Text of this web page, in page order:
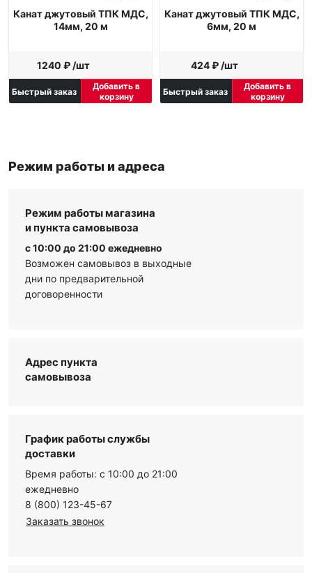
Канат джутовый ТПК МДС,
14мм, 20 м
1240 ₽ /шт
Быстрый заказ
Добавить в
корзину
Канат джутовый ТПК МДС,
6мм, 20 м
424 ₽ /шт
Быстрый заказ
Добавить в
корзину
Режим работы и адреса
Режим работы магазина
и пункта самовывоза
с 10:00 до 21:00 ежедневно
Возможен самовывоз в выходные
дни по предварительной
договоренности
Адрес пункта
самовывоза
График работы службы
доставки
Время работы: с 10:00 до 21:00
ежедневно
8 (800) 123-45-67
Заказать звонок